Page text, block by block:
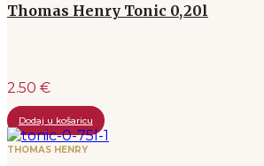
Thomas Henry Tonic 0,20l
2.50 €
Dodaj u košaricu
THOMAS HENRY